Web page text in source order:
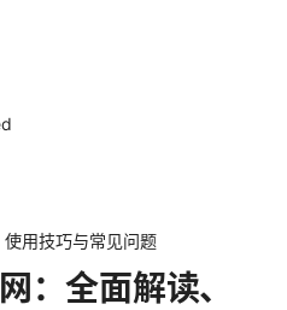
用技巧与常见问题
：全面解读、